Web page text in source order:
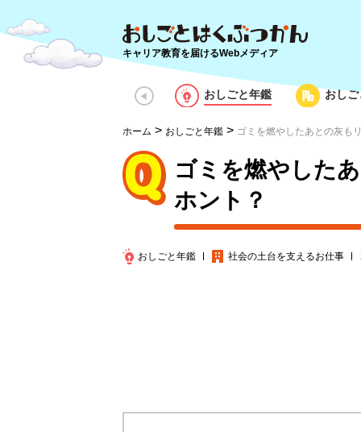
キャリア教育を届けるWebメディア
おしごと年鑑 おし
ホーム > おしごと年鑑 > ゴミを燃やしたあとの灰も
ゴミを燃やした
ホント？
おしごと年鑑 社会の土台を支えるお仕事